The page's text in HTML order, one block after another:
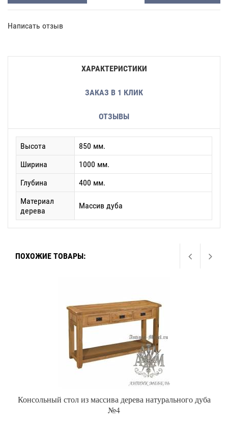
Написать отзыв
ХАРАКТЕРИСТИКИ
ЗАКАЗ В 1 КЛИК
ОТЗЫВЫ
Высота
850 мм.
Ширина
1000 мм.
Глубина
400 мм.
Материал
дерева
Массив дуба
ПОХОЖИЕ ТОВАРЫ:
Консольный стол из массива дерева натурального дуба
№4